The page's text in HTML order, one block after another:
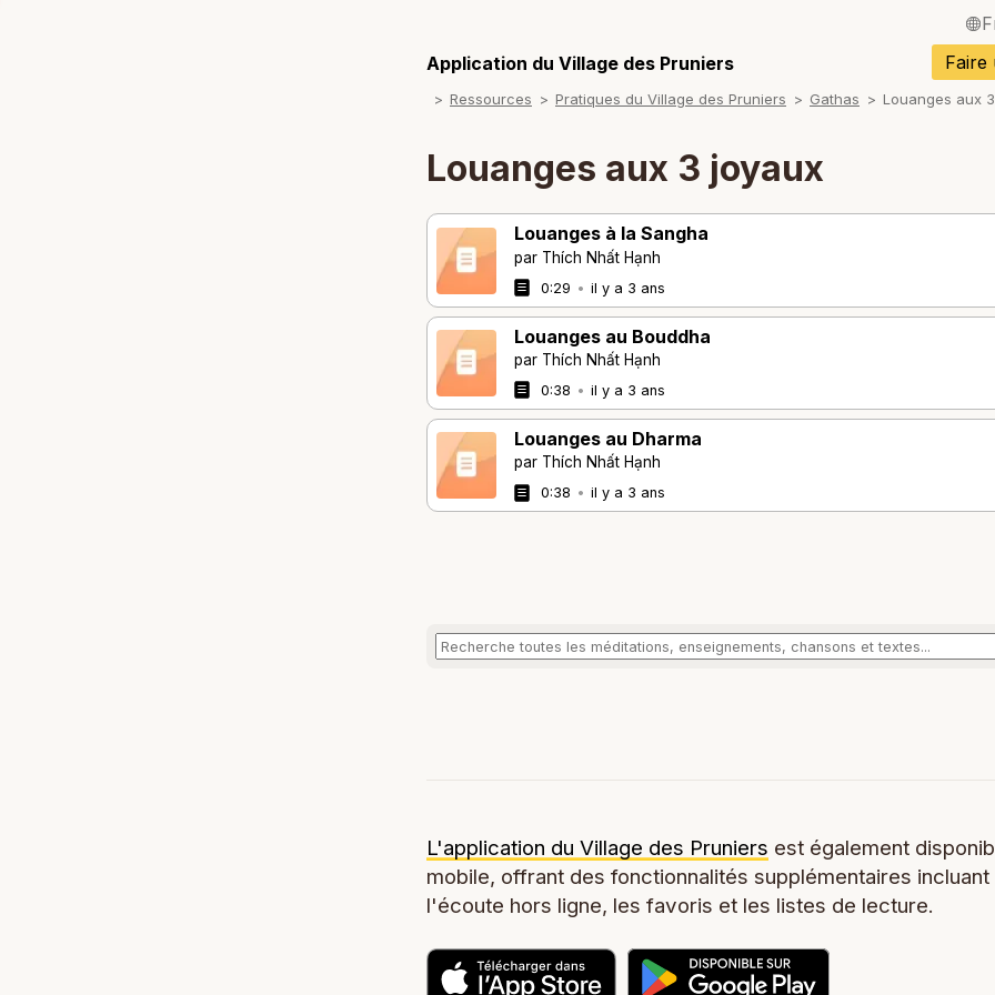
English /
Español /
Application du Village des Pruniers Faire
Ressources Pratiques du Village des Pruniers Gathas Louanges aux
Louanges aux 3 joyaux
Louanges à la Sangha
par Thích Nhất Hạnh
0:29 • il y a 3 ans
Louanges au Bouddha
par Thích Nhất Hạnh
0:38 • il y a 3 ans
Louanges au Dharma
par Thích Nhất Hạnh
0:38 • il y a 3 ans
L'application du Village des Pruniers est également
mobile, offrant des fonctionnalités supplémentaires incluant
l'écoute hors ligne, les favoris et les listes de lecture.